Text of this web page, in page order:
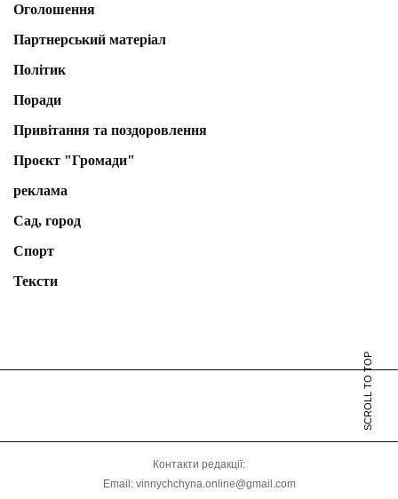
Оголошення
Партнерський матеріал
Політик
Поради
Привітання та поздоровлення
Проєкт "Громади"
реклама
Сад, город
Спорт
Тексти
SCROLL TO TOP
Контакти редакції:
Email: vinnychchyna.online@gmail.com